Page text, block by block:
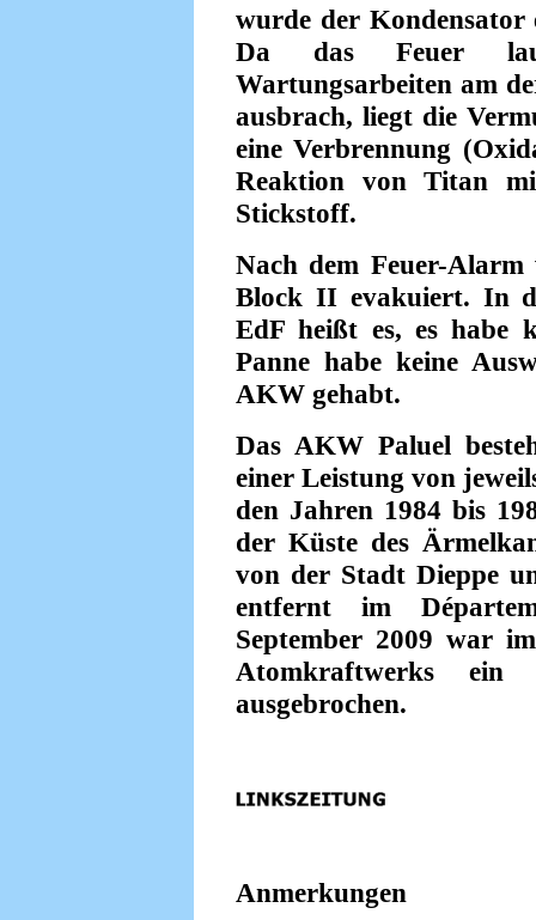
wurde der
Da das Feuer
Wartungsarbeiten am
ausbrach, liegt die
eine Verbrennung
Reaktion von Titan
Stickstoff.
Nach dem Feuer-Alarm
Block II evakuiert. In
EdF heißt es, es habe
Panne habe keine
AKW gehabt.
Das AKW Paluel
einer Leistung von
den Jahren 1984 bis
der Küste des
von der Stadt Dieppe
entfernt im
September 2009 war
Atomkraftwerks
ausgebrochen.
Anmerkungen